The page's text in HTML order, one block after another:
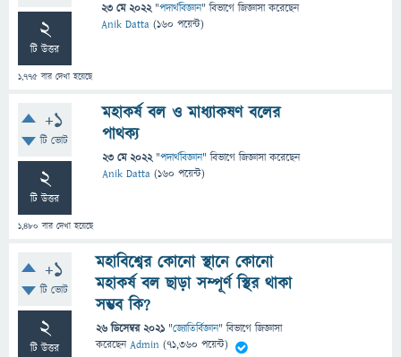
2
টি উত্তর
1,775 বার দেখা হয়েছে
23 মে 2022 "পদার্থবিজ্ঞান" বিভাগে জিজ্ঞাসাকরেছেন
Anik Datta (160 পয়েন্ট)
+1
টি ভোট
2
টি উত্তর
1,480 বার দেখা হয়েছে
মহাকর্ষ বল ও মাধ্যাকষণ বলের
পাথক্য
23 মে 2022 "পদার্থবিজ্ঞান" বিভাগে জিজ্ঞাসাকরেছেন
Anik Datta (160 পয়েন্ট)
+1
টি ভোট
2
টি উত্তর
মহাবিশ্বের কোনো স্থানে কোনো
মহাকর্ষ বল ছাড়া সম্পূর্ণ স্থির থাকা
সম্ভব কি?
26 ডিসেম্বর 2021 "জ্যোতির্বিজ্ঞান" বিভাগে জিজ্ঞাসা
করেছেনAdmin (71,360 পয়েন্ট)